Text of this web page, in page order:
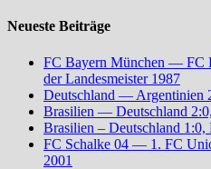
Neueste Beiträge
FC Bayern München — FC
der Landesmeister 1987
Deutschland — Argentinien
Brasilien — Deutschland
Brasilien – Deutschland 1:0,
FC Schalke 04 — 1. FC
2001